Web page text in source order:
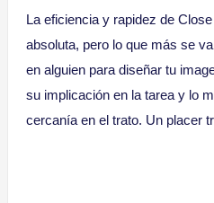
La eficiencia y rapidez de
absoluta, pero lo que más se
en alguien para diseñar tu
su implicación en la tarea y lo
cercanía en el trato. Un placer